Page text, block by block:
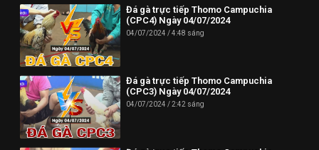
Đá gà trực tiếp Thomo Campuchia
(CPC4) Ngày 04/07/2024
04/07/2024 4:48 sáng
Đá gà trực tiếp Thomo Campuchia
(CPC3) Ngày 04/07/2024
04/07/2024 2:42 sáng